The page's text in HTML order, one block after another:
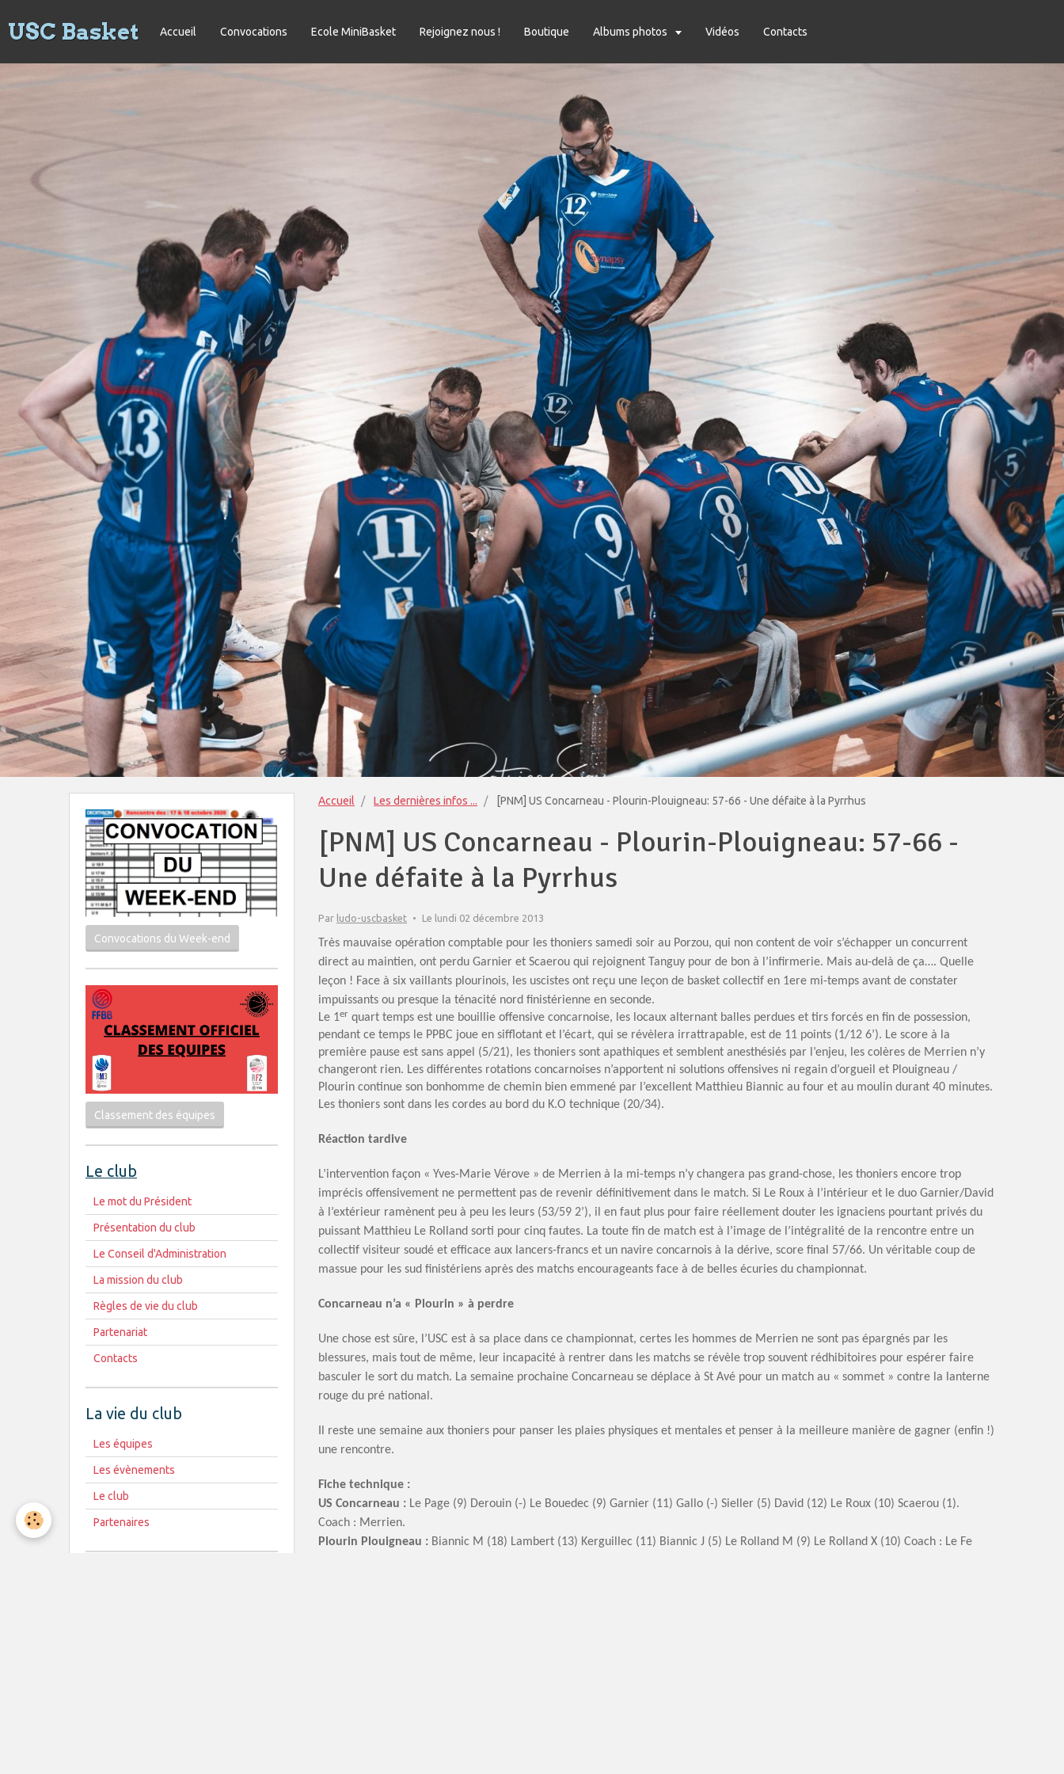
USC Basket Accueil Convocations Ecole MiniBasket Rejoignez nous ! Boutique Albums photos Vidéos Contacts
Accueil Les dernières infos ... [PNM] US Concarneau - Plourin-Plouigneau: 57-66 - Une défaite à la Pyrrhus
[PNM] US Concarneau - Plourin-Plouigneau: 57-66 -
Une défaite à la Pyrrhus
Par ludo-uscbasket Le lundi 02 décembre 2013
Très mauvaise opération comptable pour les thoniers samedi soir au Porzou, qui non content de voir s’échapper un concurrent
direct au maintien, ont perdu Garnier et Scaerou qui rejoignent Tanguy pour de bon à l’infirmerie. Mais au-delà de ça…. Quelle
leçon ! Face à six vaillants plourinois, les uscistes ont reçu une leçon de basket collectif en 1ere mi-temps avant de constater
impuissants ou presque la ténacité nord finistérienne en seconde.
Le 1er quart temps est une bouillie offensive concarnoise, les locaux alternant balles perdues et tirs forcés en fin de possession,
pendant ce temps le PPBC joue en sifflotant et l’écart, qui se révèlera irrattrapable, est de 11 points (1/12 6’). Le score à la
première pause est sans appel (5/21), les thoniers sont apathiques et semblent anesthésiés par l’enjeu, les colères de Merrien n’y
changeront rien. Les différentes rotations concarnoises n’apportent ni solutions offensives ni regain d’orgueil et Plouigneau /
Plourin continue son bonhomme de chemin bien emmené par l’excellent Matthieu Biannic au four et au moulin durant 40 minutes.
Les thoniers sont dans les cordes au bord du K.O technique (20/34).
Réaction tardive
L’intervention façon « Yves-Marie Vérove » de Merrien à la mi-temps n’y changera pas grand-chose, les thoniers encore trop
imprécis offensivement ne permettent pas de revenir définitivement dans le match. Si Le Roux à l’intérieur et le duo Garnier/David
à l’extérieur ramènent peu à peu les leurs (53/59 2’), il en faut plus pour faire réellement douter les ignaciens pourtant privés du
puissant Matthieu Le Rolland sorti pour cinq fautes. La toute fin de match est à l’image de l’intégralité de la rencontre entre un
collectif visiteur soudé et efficace aux lancers-francs et un navire concarnois à la dérive, score final 57/66. Un véritable coup de
massue pour les sud finistériens après des matchs encourageants face à de belles écuries du championnat.
Concarneau n’a « Plourin » à perdre
Une chose est sûre, l’USC est à sa place dans ce championnat, certes les hommes de Merrien ne sont pas épargnés par les
blessures, mais tout de même, leur incapacité à rentrer dans les matchs se révèle trop souvent rédhibitoires pour espérer faire
basculer le sort du match. La semaine prochaine Concarneau se déplace à St Avé pour un match au « sommet » contre la lanterne
rouge du pré national.
Il reste une semaine aux thoniers pour panser les plaies physiques et mentales et penser à la meilleure manière de gagner (enfin !)
une rencontre.
Fiche technique :
US Concarneau : Le Page (9) Derouin (-) Le Bouedec (9) Garnier (11) Gallo (-) Sieller (5) David (12) Le Roux (10) Scaerou (1).
Coach : Merrien.
Plourin Plouigneau : Biannic M (18) Lambert (13) Kerguillec (11) Biannic J (5) Le Rolland M (9) Le Rolland X (10) Coach : Le Fe
Convocations du Week-end
Classement des équipes
Le club
Le mot du Président
Présentation du club
Le Conseil d'Administration
La mission du club
Règles de vie du club
Partenariat
Contacts
La vie du club
Les équipes
Les évènements
Le club
Partenaires